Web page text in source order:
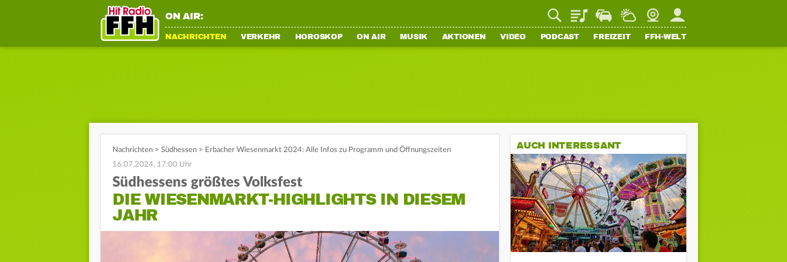
ON AIR: PlaylistStaupilotWetterWebcamMein FFH
NACHRICHTEN VERKEHR HOROSKOP ON AIR MUSIK AKTIONEN VIDEO PODCAST FREIZEIT FFH-WELT
Nachrichten > Südhessen > Erbacher Wiesenmarkt 2024: Alle Infos zu Programm und Öffnungszeiten
16.07.2024, 17:00 Uhr
Südhessens größtes Volksfest
DIE WIESENMARKT-HIGHLIGHTS IN DIESEM
JAHR
AUCH INTERESSANT